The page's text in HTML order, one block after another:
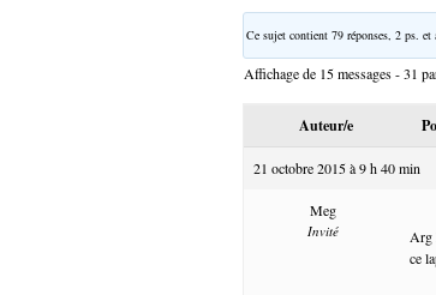
Ce sujet contient 79 réponses, 2 ps.
Affichage de 15 messages - 31
Auteur/e
21 octobre 2015 à 9 h 40 min
Meg
Invité
Arg
ce